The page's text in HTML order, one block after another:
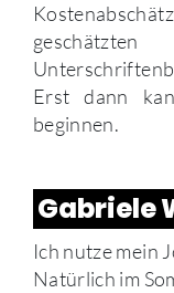
Erst dann
beginnen.
Gabriele
Ich nutze mein
Natürlich im